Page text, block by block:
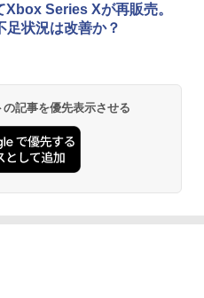
Series Xが再販売。
足状況は改善か？
記事を優先表示させる